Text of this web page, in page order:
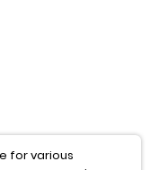
for various